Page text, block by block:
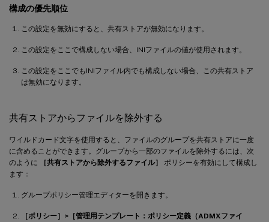
構成の優先順位
この設定を無効にすると、共有ストアが無効になります。
この設定をここで構成しない場合、INIファイルの値が使用されます。
この設定をここでもINIファイル内でも構成しない場合、この共有ストア
は無効になります。
共有ストアからファイルを除外する
ワイルドカード文字を使用すると、ファイルのグループを共有ストアに一度
に含めることができます。グループから一部のファイルを除外するには、次
のように
［共有ストアから除外するファイル］
ポリシーを有効にして構成し
ます：
グループポリシー管理エディターを開きます。
［ポリシー］>［管理用テンプレート：ポリシー定義（ADMXファイ